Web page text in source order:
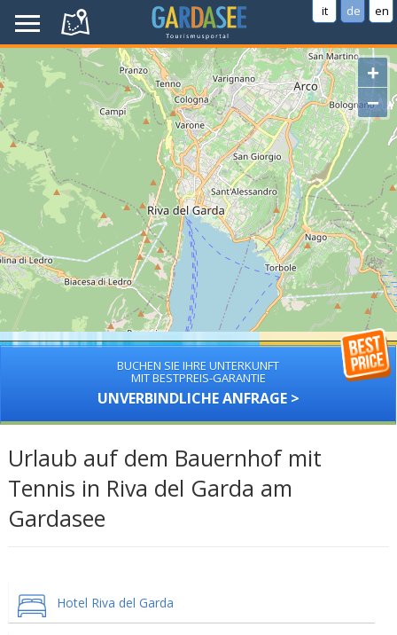
it de en
+
−
BUCHEN SIE IHRE UNTERKUNFT
MIT BESTPREIS-GARANTIE
UNVERBINDLICHE ANFRAGE >
Urlaub auf dem Bauernhof mit
Tennis in Riva del Garda am
Gardasee
Hotel Riva del Garda